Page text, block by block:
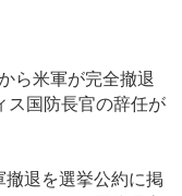
ら米軍が完全撤退
ス国防長官の辞任が
退を選挙公約に掲